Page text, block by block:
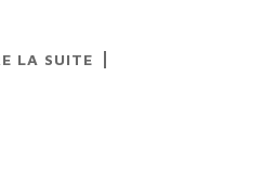
LA SUITE